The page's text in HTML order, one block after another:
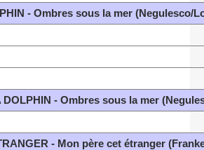
- Ombres sous la mer (Negulesco/
DOLPHIN - Ombres sous la mer
- Mon père cet étranger